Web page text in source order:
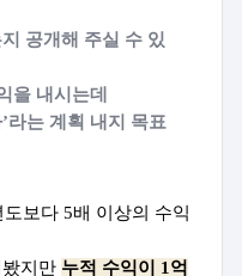
공개해 주실 수 있
을 내시는데
라는 계획 내지 목표
보다 5배 이상의 수익
지만 누적 수익이 1억